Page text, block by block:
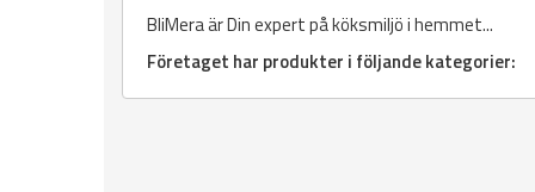
BliMera är Din expert på köksmiljö i hemmet...
Företaget har produkter i följande kategorier: